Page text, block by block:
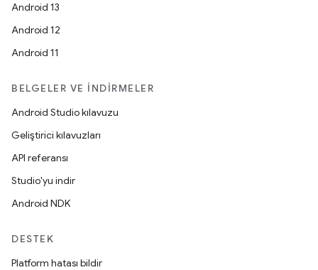
Android 13
Android 12
Android 11
BELGELER VE İNDIRMELER
Android Studio kılavuzu
Geliştirici kılavuzları
API referansı
Studio'yu indir
Android NDK
DESTEK
Platform hatası bildir